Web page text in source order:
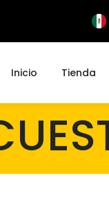
Inicio Tienda